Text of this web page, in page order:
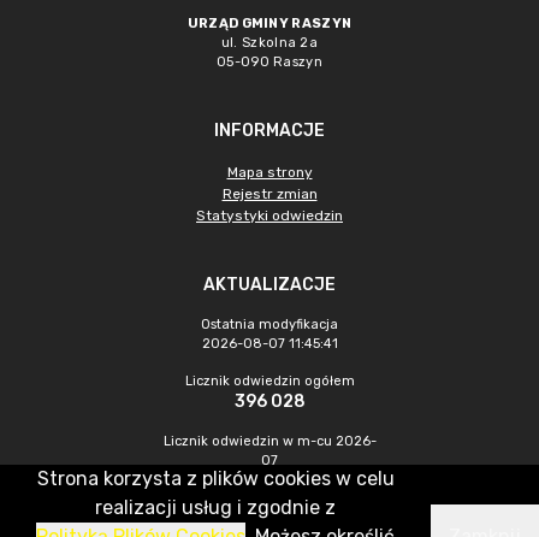
URZĄD GMINY RASZYN
ul. Szkolna 2a
05-090 Raszyn
INFORMACJE
Mapa strony
Rejestr zmian
Statystyki odwiedzin
AKTUALIZACJE
Ostatnia modyfikacja
2026-08-07 11:45:41
Licznik odwiedzin ogółem
396 028
Licznik odwiedzin w m-cu 2026-
07
1 339
Strona korzysta z plików cookies w celu
realizacji usług i zgodnie z